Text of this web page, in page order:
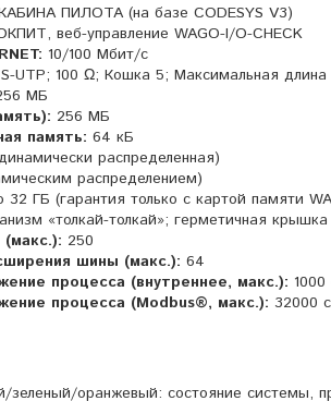
ПИЛОТА (на базе CODESYS V3)
веб-управление WAGO-I/O-CHECK
10/100 Мбит/с
UTP; 100 Ω; Кошка 5; Максимальная длина
МБ
256 МБ
память: 64 кБ
распределенная)
распределением)
32 ГБ (гарантия только с картой памяти
«толкай-толкай»; герметичная крышка
250
шины (макс.): 64
процесса (внутреннее, макс.):
процесса (Modbus®, макс.): 32000
зеленый/оранжевый: состояние системы,